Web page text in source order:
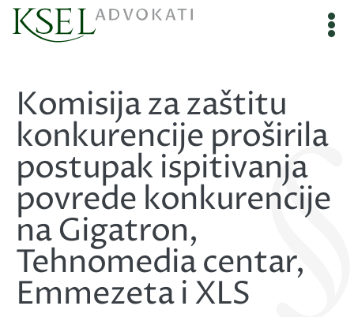
Komisija za zaštitu
konkurencije proširila
postupak ispitivanja
povrede konkurencije
na Gigatron,
Tehnomedia centar,
Emmezeta i XLS